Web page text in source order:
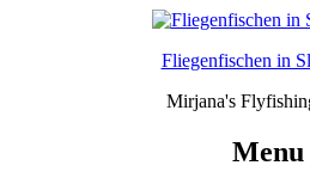
Fliegenfischen in
Mirjana's
Menu